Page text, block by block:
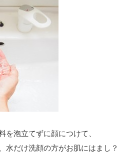
を泡立てずに顔につけて、
水だけ洗顔の方がお肌にはまし？